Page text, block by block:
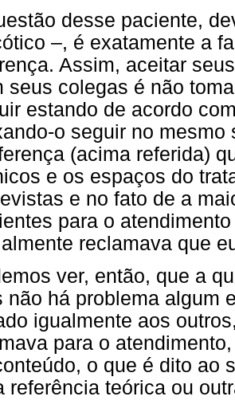
desse paciente,
–, é exatamente a
Assim, aceitar
seus colegas é não
estando de acordo
o seguir no
(acima referida)
e os espaços do
e no fato de a
para o
reclamava que
ver, então, que a
não há problema algum
igualmente aos
para o
o que é dito ao
referência teórica ou